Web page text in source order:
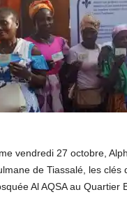
vendredi 27 octobre,
de Tiassalé, les clés
Al AQSA au Quartier